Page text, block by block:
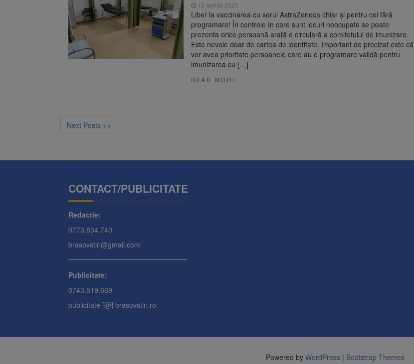
13 aprilie 2021
Liber la vaccinarea cu serul AstraZeneca chiar și pentru cei fără
programare! În centrele în care sunt locuri neocupate se poate
prezenta orice persoană arată o circulară a comitetului de imunizare.
Este nevoie doar de cartea de identitate. Important de precizat este că
vor avea prioritate persoanele care au o programare validă pentru
imunizarea cu […]
READ MORE
Next Posts >>
CONTACT/PUBLICITATE
Redactie:
0773.834.740
brasovstiri@gmail.com
Publicitate:
0743.519.669
publicitate [@] brasovstiri.ro
Powered by WordPress | Bootstrap Themes